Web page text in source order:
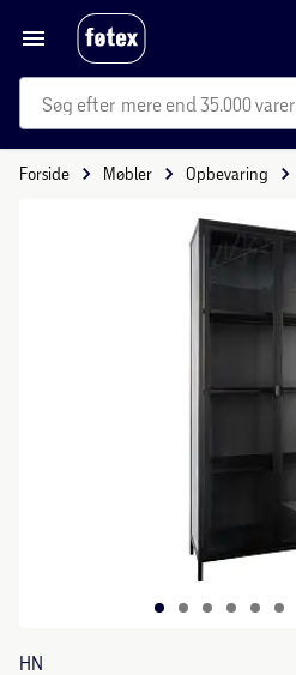
mere end 35.000 varer
Forside Møbler Opbevaring
HN